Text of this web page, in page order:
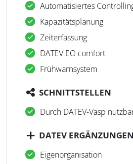
Automatisiertes
Kapazitätsplanung
Zeiterfassung
DATEV EO comfort
Frühwarnsystem
SCHNITTSTELLEN
Durch DATEV-Vasp
DATEV ERGÄNZUNGEN
Eigenorganisation